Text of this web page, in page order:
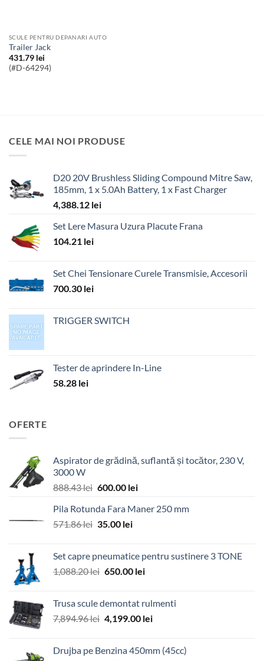
SCULE PENTRU DEPANARI AUTO
Trailer Jack
431.79 lei
(#D-64294)
CELE MAI NOI PRODUSE
D20 20V Brushless Sliding Compound Mitre Saw,
185mm, 1 x 5.0Ah Battery, 1 x Fast Charger
4,388.12 lei
Set Lere Masura Uzura Placute Frana
104.21 lei
Set Chei Tensionare Curele Transmisie, Accesorii
700.30 lei
TRIGGER SWITCH
Tester de aprindere In-Line
58.28 lei
OFERTE
Aspirator de grădină, suflantă și tocător, 230 V,
3000 W
888.43lei Prețul
a
fost:
600.00 leiPrețul
este:
Pila Rotunda Fara Maner 250 mm
571.86lei Prețul
fost:
571.86 lei.
35.00 leiPrețul
35.00 lei.
Set capre pneumatice pentru sustinere 3 TONE
1,088.20lei Prețul
fost:
1,088.20 lei.
650.00 leiPrețul
650.00 lei.
Trusa scule demontat rulmenti
7,894.96lei Prețul
fost:
4,199.00 leiPrețul
4,199.00 lei.
Drujba pe Benzina 450mm (45cc)